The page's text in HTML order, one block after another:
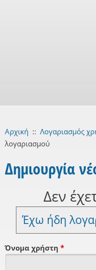
Αρχική :: Λογαριασμός
λογαριασμού
Δημιουργία
Δεν
Έχω ήδη
Όνομα χρήστη *